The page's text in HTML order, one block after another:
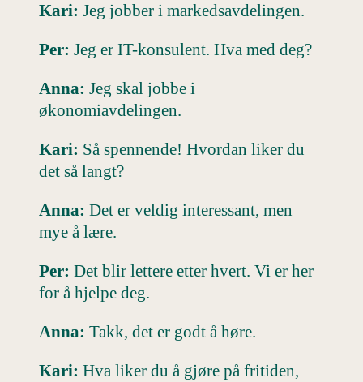
Kari: Jeg jobber i markedsavdelingen.
Per: Jeg er IT-konsulent. Hva med deg?
Anna: Jeg skal jobbe i
økonomiavdelingen.
Kari: Så spennende! Hvordan liker du
det så langt?
Anna: Det er veldig interessant, men
mye å lære.
Per: Det blir lettere etter hvert. Vi er her
for å hjelpe deg.
Anna: Takk, det er godt å høre.
Kari: Hva liker du å gjøre på fritiden,